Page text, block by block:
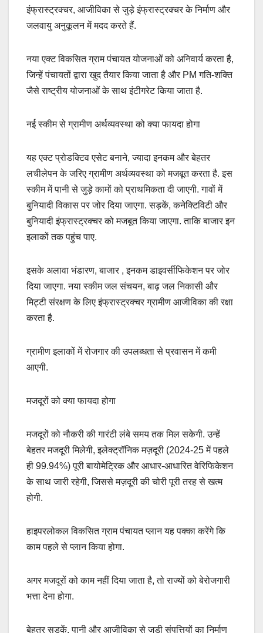
इंफ्रास्ट्रक्चर, आजीविका से जुड़े इंफ्रास्ट्रक्चर के निर्माण और
जलवायु अनुकूलन में मदद करते हैं.
नया एक्ट विकसित ग्राम पंचायत योजनाओं को अनिवार्य करता है,
जिन्हें पंचायतों द्वारा खुद तैयार किया जाता है और PM गति-शक्ति
जैसे राष्ट्रीय योजनाओं के साथ इंटीगरेट किया जाता है.
नई स्कीम से ग्रामीण अर्थव्यवस्था को क्या फायदा होगा
यह एक्ट प्रोडक्टिव एसेट बनाने, ज्यादा इनकम और बेहतर
लचीलेपन के जरिए ग्रामीण अर्थव्यवस्था को मजबूत करता है. इस
स्कीम में पानी से जुड़े कामों को प्राथमिकता दी जाएगी. गावों में
बुनियादी विकास पर जोर दिया जाएगा. सड़कें, कनेक्टिविटी और
बुनियादी इंफ्रास्ट्रक्चर को मजबूत किया जाएगा. ताकि बाजार इन
इलाकों तक पहुंच पाए.
इसके अलावा भंडारण, बाजार , इनकम डाइवर्सीफिकेशन पर जोर
दिया जाएगा. नया स्कीम जल संचयन, बाढ़ जल निकासी और
मिट्टी संरक्षण के लिए इंफ्रास्ट्रक्चर ग्रामीण आजीविका की रक्षा
करता है.
ग्रामीण इलाकों में रोजगार की उपलब्धता से प्रवासन में कमी
आएगी.
मजदूरों को क्या फायदा होगा
मजदूरों को नौकरी की गारंटी लंबे समय तक मिल सकेगी. उन्हें
बेहतर मजदूरी मिलेगी, इलेक्ट्रॉनिक मज़दूरी (2024-25 में पहले
ही 99.94%) पूरी बायोमेट्रिक और आधार-आधारित वेरिफिकेशन
के साथ जारी रहेगी, जिससे मज़दूरी की चोरी पूरी तरह से खत्म
होगी.
हाइपरलोकल विकसित ग्राम पंचायत प्लान यह पक्का करेंगे कि
काम पहले से प्लान किया होगा.
अगर मजदूरों को काम नहीं दिया जाता है, तो राज्यों को बेरोजगारी
भत्ता देना होगा.
बेहतर सड़कें, पानी और आजीविका से जुड़ी संपत्तियों का निर्माण